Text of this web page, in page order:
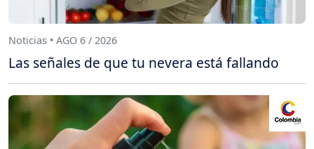
Noticias • AGO 6 / 2026
Las señales de que tu nevera está fallando